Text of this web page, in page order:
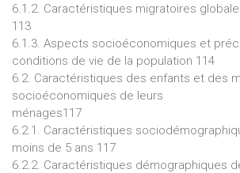
6.1.2. Caractéristiques migratoires
113
6.1.3. Aspects socioéconomiques et
conditions de vie de la population 114
6.2. Caractéristiques des enfants et des
socioéconomiques de leurs
ménages117
6.2.1. Caractéristiques
moins de 5 ans 117
6.2.2. Caractéristiques démographiques